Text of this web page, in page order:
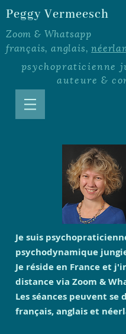
Peggy Vermeesch
Zoom & Whatsapp
français, anglais,
psychopraticienne
auteure &
Je suis
psychodynamique
Je réside en France et
distance via Zoom &
Les séances peuvent se
français, anglais et